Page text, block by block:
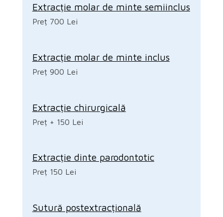
Extracție molar de minte semiinclus
Preț 700 Lei
Extracție molar de minte inclus
Preț 900 Lei
Extracție chirurgicală
Preț + 150 Lei
Extracție dinte parodontotic
Preț 150 Lei
Sutură postextracțională